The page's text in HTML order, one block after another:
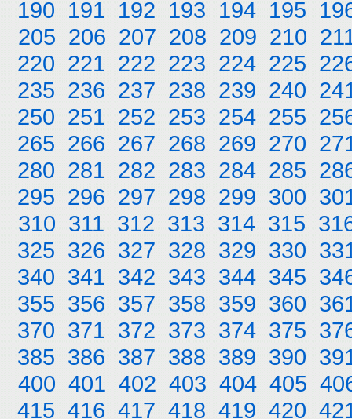
190 191 192 193 194 195
205 206 207 208 209 210
220 221 222 223 224 225
235 236 237 238 239 240
250 251 252 253 254 255
265 266 267 268 269 270
280 281 282 283 284 285
295 296 297 298 299 300
310 311 312 313 314 315
325 326 327 328 329 330
340 341 342 343 344 345
355 356 357 358 359 360
370 371 372 373 374 375
385 386 387 388 389 390
400 401 402 403 404 405
415 416 417 418 419 420